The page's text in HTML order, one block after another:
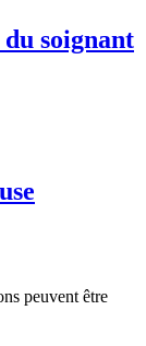
soignant
peuvent être